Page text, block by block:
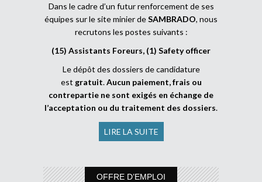
Dans le cadre d’un futur renforcement de ses
équipes sur le site minier deSAMBRADO, nous
recrutons les postes suivants :
(15) Assistants Foreurs, (1) Safety officer
Le dépôt des dossiers de candidature
est gratuit.Aucun paiement, frais ou
contrepartie ne sont exigés en échange de
l’acceptation ou du traitement des dossiers.
LIRE LA SUITE
OFFRE D’EMPLOI